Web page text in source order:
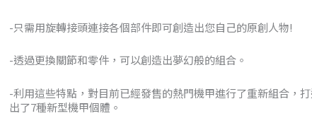
NT$1,248
-只需用旋轉接頭連接各個部件即可創造出您自己的原創人物!
-透過更換關節和零件，可以創造出夢幻般的組合。
-利用這些特點，對目前已經發售的熱門機甲進行了重新組合，
出了7種新型機甲個體。